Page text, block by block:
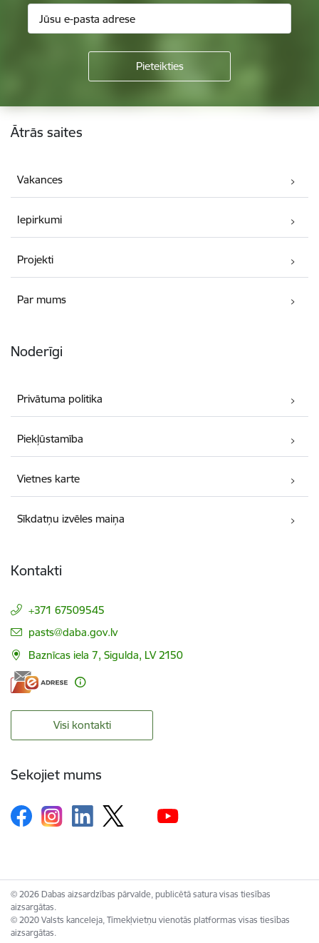
Kājene
Ātrās saites
Vakances
Iepirkumi
Projekti
Par mums
Noderīgi
Privātuma politika
Piekļūstamība
Vietnes karte
Sīkdatņu izvēles maiņa
Kontakti
+371 67509545
E-pasts:
pasts@daba.gov.lv
Baznīcas iela 7, Sigulda, LV 2150
Visi kontakti
Sekojiet mums
© 2026 Dabas aizsardzības pārvalde, publicētā satura visas tiesības
aizsargātas.
© 2020 Valsts kanceleja, Tīmekļvietņu vienotās platformas visas tiesības
aizsargātas.